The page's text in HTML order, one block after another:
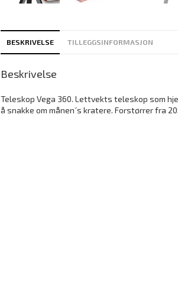
BESKRIVELSE TILLEGGSINFORMASJON
Beskrivelse
Teleskop Vega 360. Lettvekts teleskop som
å snakke om månen´s kratere. Forstørrer fra